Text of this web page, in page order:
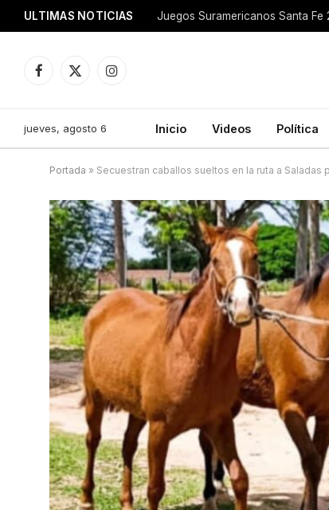
ULTIMAS NOTICIAS Juegos Suramericanos Santa
Facebook
X
Instagram
jueves, agosto 6 Inicio Videos Política
Portada » Secuestran caballos sueltos en la ruta a Saladas